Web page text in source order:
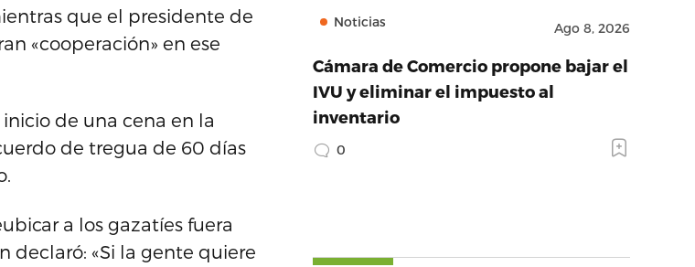
que el presidente de
«cooperación» en ese
de una cena en la
de tregua de 60 días
a los gazatíes fuera
declaró: «Si la gente quiere
Noticias Ago 8, 2026
Cámara de Comercio propone bajar el
IVU y eliminar el impuesto al
inventario
0